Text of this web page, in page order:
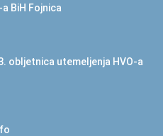
BiH Fojnica
obljetnica utemeljenja HVO-a